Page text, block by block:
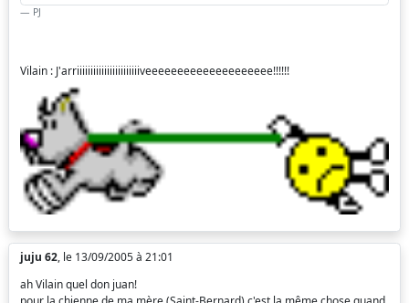
PJ
Vilain : J'arriiiiiiiiiiiiiiiiiiiiiiiveeeeeeeeeeeeeeeeeeee!!!!!!
juju 62, le 13/09/2005 à 21:01
ah Vilain quel don juan!